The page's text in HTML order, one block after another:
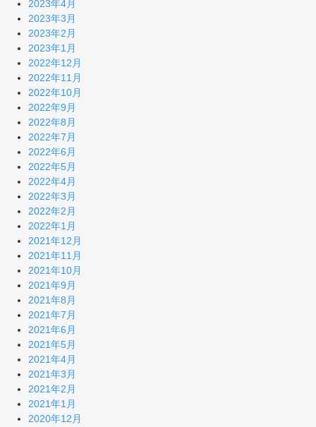
2023年4月
2023年3月
2023年2月
2023年1月
2022年12月
2022年11月
2022年10月
2022年9月
2022年8月
2022年7月
2022年6月
2022年5月
2022年4月
2022年3月
2022年2月
2022年1月
2021年12月
2021年11月
2021年10月
2021年9月
2021年8月
2021年7月
2021年6月
2021年5月
2021年4月
2021年3月
2021年2月
2021年1月
2020年12月